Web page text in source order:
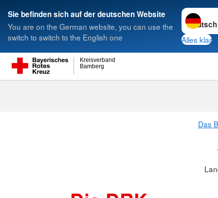
Sie befinden sich auf der deutschen Website
You are on the German website, you can use the
switch to switch to the English one
Sprache
Alles klar
Bamberg
Kreisverband
Suche
Das